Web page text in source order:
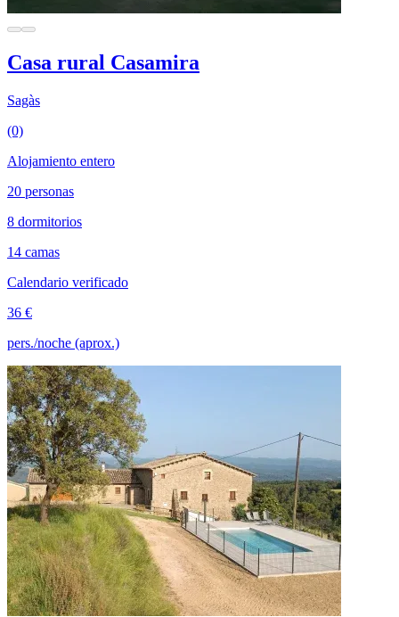
Casa rural Casamira
Sagàs
(0)
Alojamiento entero
20 personas
8 dormitorios
14 camas
Calendario verificado
36 €
pers./noche (aprox.)